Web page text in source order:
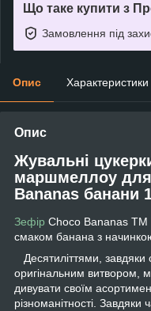
Що таке купити з
Замовлення під
Опис Характеристики
Опис
Жувальні
маршмеллоу для
Bananas банани
Зефір Choco Bananas
смаком банана з
Десятиліттями, завдяки
оригінальним витвором,
дивувати своїм
різноманітності.